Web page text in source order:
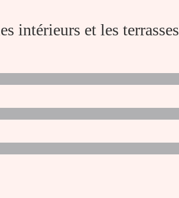
intérieurs et les terrasses